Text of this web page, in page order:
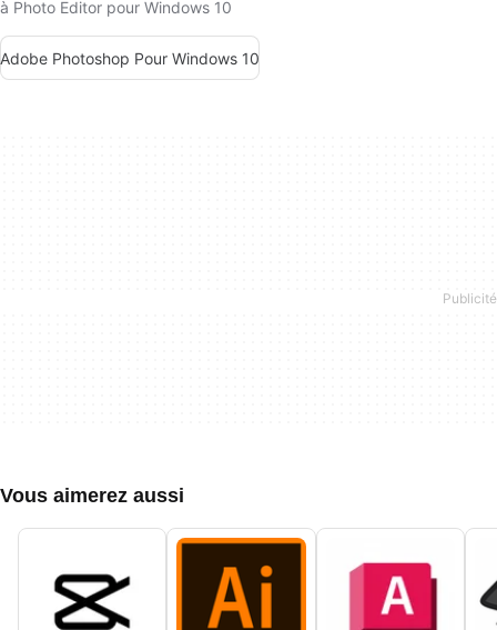
à Photo Editor pour Windows 10
Adobe Photoshop Pour Windows 10
Vous aimerez aussi